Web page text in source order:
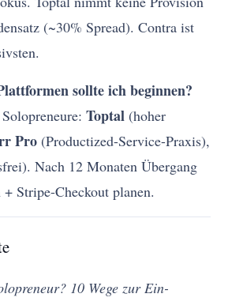
(~30% Spread). Contra ist
sollte ich beginnen?
Toptal (hoher
Pro (Productized-Service-Praxis),
Nach 12 Monaten Übergang
Stripe-Checkout planen.
10 Wege zur Ein-